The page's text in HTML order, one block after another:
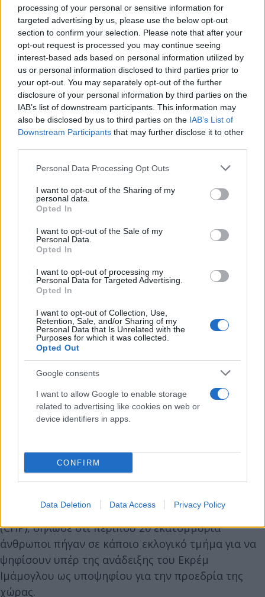
processing of your personal or sensitive information for
targeted advertising by us, please use the below opt-out
section to confirm your selection. Please note that after your
opt-out request is processed you may continue seeing
interest-based ads based on personal information utilized by
us or personal information disclosed to third parties prior to
your opt-out. You may separately opt-out of the further
disclosure of your personal information by third parties on the
IAB’s list of downstream participants. This information may
also be disclosed by us to third parties on the IAB’s List of
Downstream Participants that may further disclose it to other
Please note that this website/app uses one or more Google
not limited to your visit or usage behaviour. You may click to
grant or deny consent to Google and its third-party tags to
use your data for below specified purposes in below Google
consent section.
Personal Data Processing Opt Outs
I want to opt-out of the Sharing of my
personal data.
Opted In
I want to opt-out of the Sale of my
Personal Data.
Opted In
I want to opt-out of processing my
Personal Data for Targeted Advertising.
Opted In
I want to opt-out of Collection, Use,
Retention, Sale, and/or Sharing of my
Personal Data that Is Unrelated with the
Purposes for which it was collected.
Opted Out
Google consents
I want to allow Google to enable storage
related to advertising like cookies on web or
device identifiers in apps.
CONFIRM
Data Deletion Data Access Privacy Policy
Κωνσταντινούπολης μετά την προφυλάκιση
Ιμάμογλουpic.twitter.com/rY0QUwn5PI
— Flash.gr (@flashgrofficial)March 23, 2025
Ο δήμαρχος, που είναι ο κυριότερος αντίπαλος του
Τούρκου προέδρου Ρετζέπ Ταγίπ Ερντογάν,
οδηγήθηκε στη φυλακή της Σιλιβρίας, στη δυτική
Κωνσταντινούπολη, μαζί με πολλούς
συγκατηγορουμένους του, όπως ανέφεραν το
κόμμα του και τουρκικά ΜΜΕ.
Ο δήμαρχος, που καταγγέλλει τις «ανήθικες και
αβάσιμες» κατηγορίες που του προσάπτονται,
απομακρύνθηκε επίσης από τα καθήκοντά του
σήμερα, όπως ανακοίνωσαν οι αρχές.
Ο δήμαρχος του μητροπολιτικού δήμου της
Άγκυρας, ο Μανσούρ Γιαβάς, μετά την ολοκλήρωση
ψηφοφορίας στο Ρεπουμπλικανικό Λαϊκό Κόμμα
(CHP), δήλωσε ότι περίπου 20 εκατομμύρια
άνθρωποι πήγαν σε κάποιο εκλογικό τμήμα για να
ψηφίσουν υπέρ της ανάδειξης του Εκρέμ
Ιμάμογλου ως υποψηφίου για την προεδρία της
χώρας.